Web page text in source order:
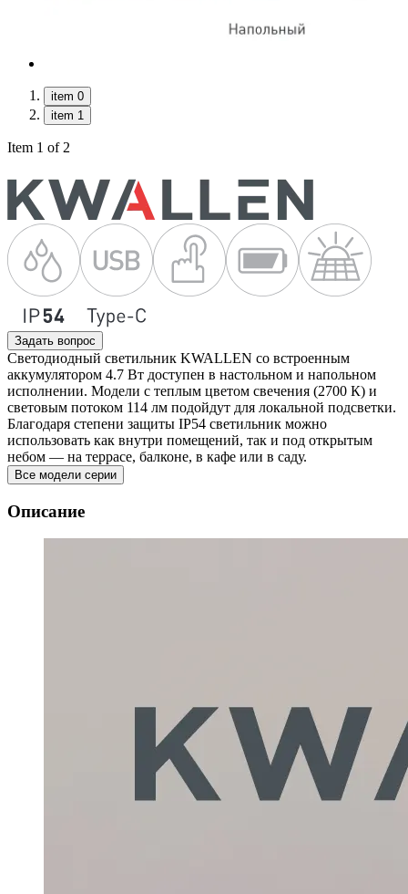
item 0
item 1
Item 1 of 2
Задать вопрос
Светодиодный светильник KWALLEN со встроенным
аккумулятором 4.7 Вт доступен в настольном и напольном
исполнении. Модели с теплым цветом свечения (2700 К) и
световым потоком 114 лм подойдут для локальной подсветки.
Благодаря степени защиты IP54 светильник можно
использовать как внутри помещений, так и под открытым
небом — на террасе, балконе, в кафе или в саду.
Все модели серии
Описание